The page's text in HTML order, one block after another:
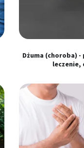
Dżuma (choroba)
leczenie,